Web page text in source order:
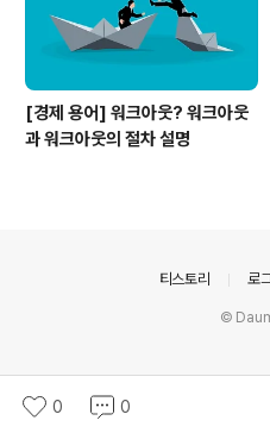
[경제 용어] 워크아웃? 워크아웃
과 워크아웃의 절차 설명
0 0
티스토리 로
©